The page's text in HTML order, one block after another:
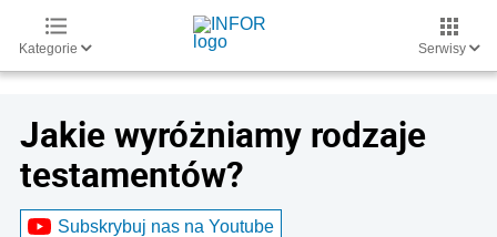
Kategorie Serwisy
Jakie wyróżniamy rodzaje
testamentów?
Subskrybuj nas na Youtube